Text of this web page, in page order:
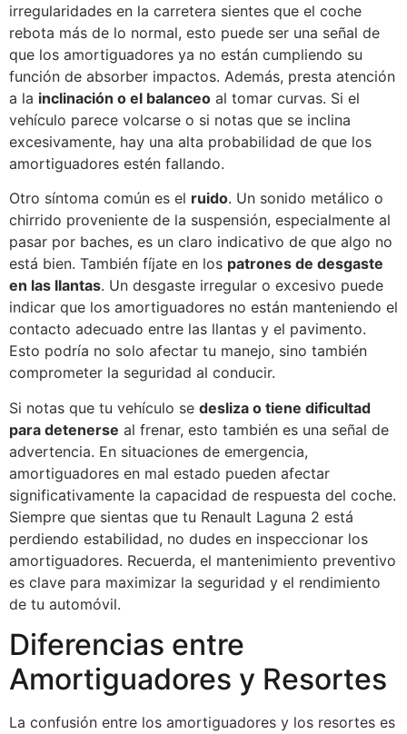
irregularidades en la carretera sientes que el coche
rebota más de lo normal, esto puede ser una señal de
que los amortiguadores ya no están cumpliendo su
función de absorber impactos. Además, presta atención
a la inclinación o el balanceo al tomar curvas. Si el
vehículo parece volcarse o si notas que se inclina
excesivamente, hay una alta probabilidad de que los
amortiguadores estén fallando.
Otro síntoma común es el ruido. Un sonido metálico o
chirrido proveniente de la suspensión, especialmente al
pasar por baches, es un claro indicativo de que algo no
está bien. También fíjate en los patrones de desgaste
en las llantas. Un desgaste irregular o excesivo puede
indicar que los amortiguadores no están manteniendo el
contacto adecuado entre las llantas y el pavimento.
Esto podría no solo afectar tu manejo, sino también
comprometer la seguridad al conducir.
Si notas que tu vehículo se desliza o tiene dificultad
para detenerse al frenar, esto también es una señal de
advertencia. En situaciones de emergencia,
amortiguadores en mal estado pueden afectar
significativamente la capacidad de respuesta del coche.
Siempre que sientas que tu Renault Laguna 2 está
perdiendo estabilidad, no dudes en inspeccionar los
amortiguadores. Recuerda, el mantenimiento preventivo
es clave para maximizar la seguridad y el rendimiento
de tu automóvil.
Diferencias entre
Amortiguadores y Resortes
La confusión entre los amortiguadores y los resortes es